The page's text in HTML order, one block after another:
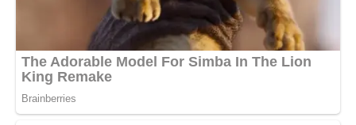
Фото ілюстративне – ukr.media